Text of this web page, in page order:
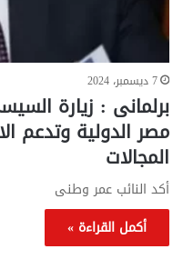
7 ديسمبر، 2024
برلمانى : زيارة
مصر الدولية وتدعم
المجالات
أكد النائب عمر وطنى
أكمل القراءة »